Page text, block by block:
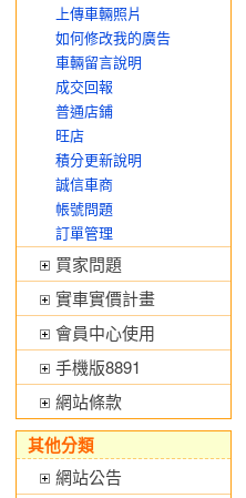
上傳車輛照片
如何修改我的廣告
車輛留言說明
成交回報
普通店鋪
旺店
積分更新說明
誠信車商
帳號問題
訂單管理
買家問題
實車實價計畫
會員中心使用
手機版8891
網站條款
其他分類
網站公告